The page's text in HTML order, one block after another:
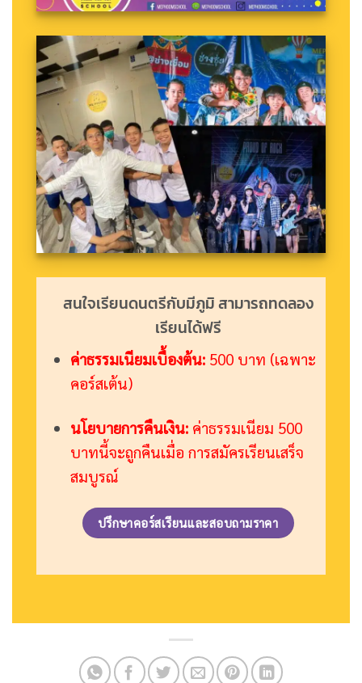
สนใจเรียนดนตรีกับมีภูมิ สามารถทดลอง
เรียนได้ฟรี
ค่าธรรมเนียมเบื้องต้น:500 บาท (เฉพาะ
คอร์สเต้น)
นโยบายการคืนเงิน:ค่าธรรมเนียม 500
บาทนี้จะถูกคืนเมื่อ การสมัครเรียนเสร็จ
สมบูรณ์
ปรึกษาคอร์สเรียนและสอบถามราคา